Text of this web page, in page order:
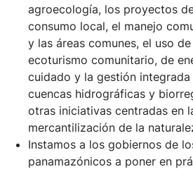
agroecología, los proyectos
consumo local, el manejo
y las áreas comunes, el uso
ecoturismo comunitario, de
cuidado y la gestión
cuencas hidrográficas y
otras iniciativas centradas en
mercantilización de la
Instamos a los gobiernos de
panamazónicos a poner en